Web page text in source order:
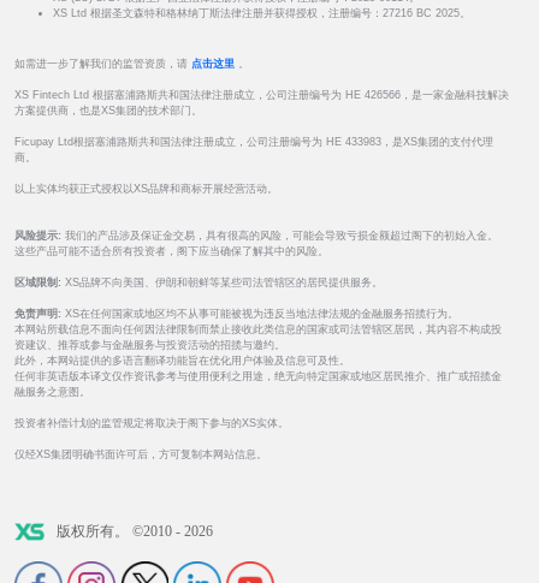
XS Ltd 根据圣文森特和格林纳丁斯法律注册并获得授权，注册编号：27216 BC 2025。
如需进一步了解我们的监管资质，请 点击这里 。
XS Fintech Ltd 根据塞浦路斯共和国法律注册成立，公司注册编号为 HE 426566，是一家金融科技解决
方案提供商，也是XS集团的技术部门。
Ficupay Ltd根据塞浦路斯共和国法律注册成立，公司注册编号为 HE 433983，是XS集团的支付代理
商。
以上实体均获正式授权以XS品牌和商标开展经营活动。
风险提示: 我们的产品涉及保证金交易，具有很高的风险，可能会导致亏损金额超过阁下的初始入金。
这些产品可能不适合所有投资者，阁下应当确保了解其中的风险。
区域限制: XS品牌不向美国、伊朗和朝鲜等某些司法管辖区的居民提供服务。
免责声明: XS在任何国家或地区均不从事可能被视为违反当地法律法规的金融服务招揽行为。
本网站所载信息不面向任何因法律限制而禁止接收此类信息的国家或司法管辖区居民，其内容不构成投
资建议、推荐或参与金融服务与投资活动的招揽与邀约。
此外，本网站提供的多语言翻译功能旨在优化用户体验及信息可及性。
任何非英语版本译文仅作资讯参考与使用便利之用途，绝无向特定国家或地区居民推介、推广或招揽金
融服务之意图。
投资者补偿计划的监管规定将取决于阁下参与的XS实体。
仅经XS集团明确书面许可后，方可复制本网站信息。
版权所有。 ©2010 - 2026